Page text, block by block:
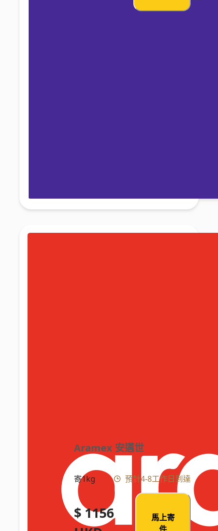
Aramex 安邁世
寄1kg 預計4-8工作日到達
$ 1156
馬上寄